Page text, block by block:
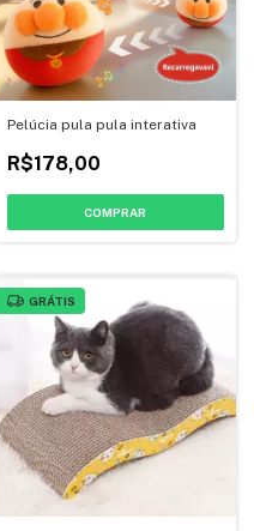
Pelúcia pula pula interativa
R$178,00
COMPRAR
GRÁTIS